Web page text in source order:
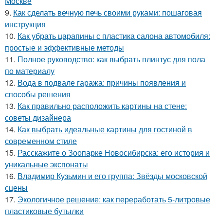
9. Как сделать вечную печь своими руками: пошаговая
инструкция
10. Как убрать царапины с пластика салона автомобиля:
простые и эффективные методы
11. Полное руководство: как выбрать плинтус для пола
по материалу
12. Вода в подвале гаража: причины появления и
способы решения
13. Как правильно расположить картины на стене:
советы дизайнера
14. Как выбрать идеальные картины для гостиной в
современном стиле
15. Расскажите о Зоопарке Новосибирска: его история и
уникальные экспонаты
16. Владимир Кузьмин и его группа: Звёзды московской
сцены
17. Экологичное решение: как переработать 5-литровые
пластиковые бутылки